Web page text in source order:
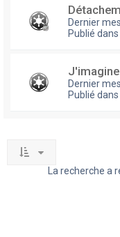
Dernier
Publié dans
Dernier
Publié dans
La recherche a